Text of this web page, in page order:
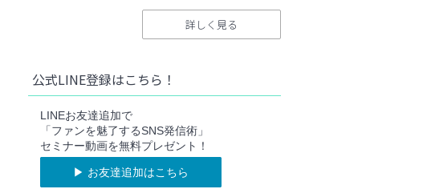
詳しく見る
公式LINE登録はこちら！
LINEお友達追加で
「ファンを魅了するSNS発信術」
セミナー動画を無料プレゼント！
▶︎ お友達追加はこちら